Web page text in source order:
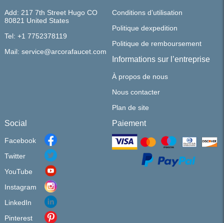
Add: 217 7th Street Hugo CO
80821 United States
Tel: +1 7752378119
Mail: service@arcorafaucet.com
Conditions d’utilisation
Politique dexpedition
Politique de remboursement
Informations sur l’entreprise
À propos de nous
Nous contacter
Plan de site
Social
Facebook
Twitter
YouTube
Instagram
LinkedIn
Pinterest
Paiement